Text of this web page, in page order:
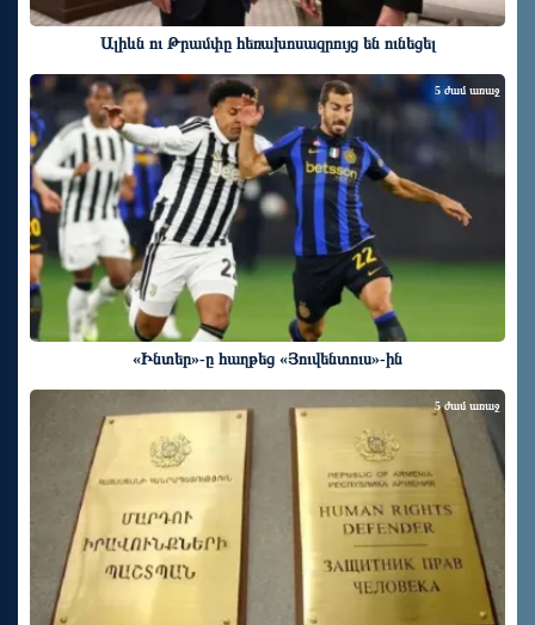
Ալիևն ու Թրամփը հեռախոսազրույց են ունեցել
«Ինտեր»-ը հաղթեց «Յուվենտուս»-ին
5 ժամ առաջ
5 ժամ առաջ